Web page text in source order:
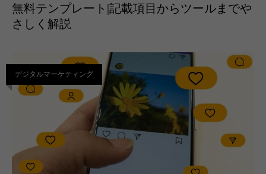
無料テンプレート|記載項目からツールまでや
さしく解説
デジタルマーケティング